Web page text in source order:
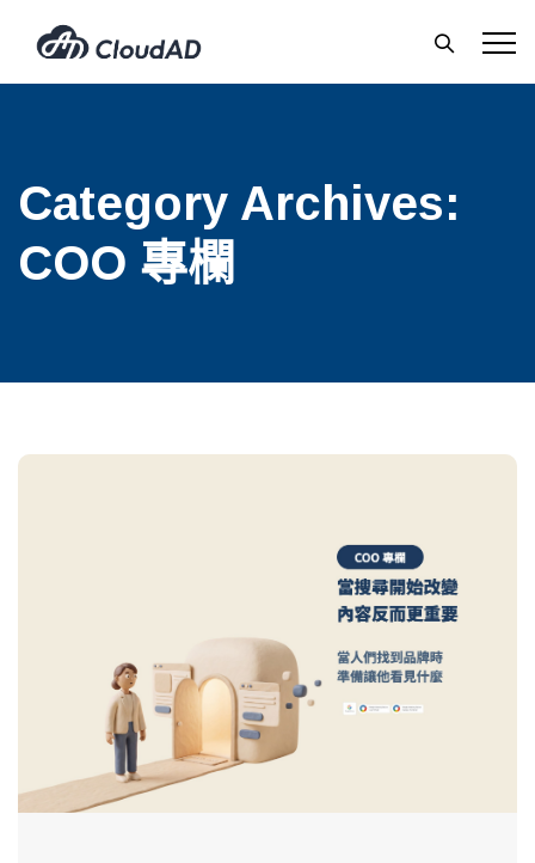
Category Archives:
COO 專欄